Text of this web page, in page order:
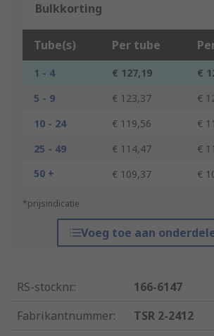
Bulkkorting
Tube(s) Per tube
1 - 4 € 127,19
€
5 - 9
€ 123,37
€
10 - 24
€ 119,56
€
25 - 49
€ 114,47
€
50 +
€ 109,37 €
*prijsindicatie
Voeg toe aan
RS-stocknr.:
166-6147
Fabrikantnummer:
TSR 2-2412